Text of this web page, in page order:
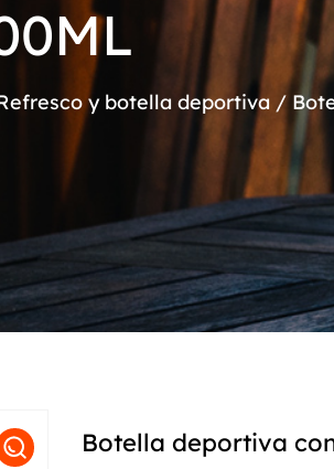
y botella deportiva /
Botella deportiva